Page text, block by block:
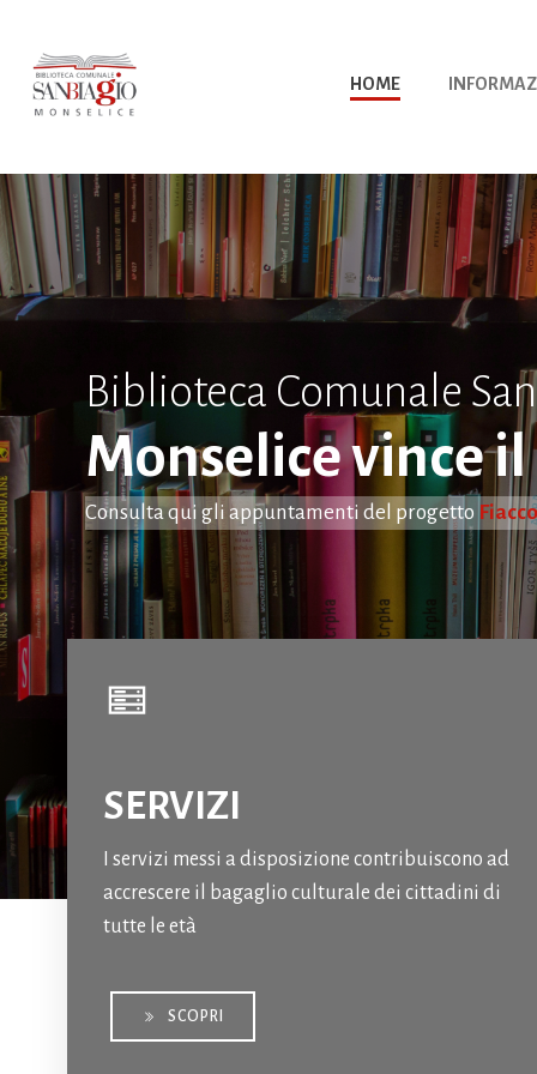
contenuto
HOME
Biblioteca Comunale
Monselice vince
Consulta qui gli appuntamenti del progetto
SERVIZI
I servizi messi a disposizione contribuiscono ad
accrescere il bagaglio culturale dei cittadini di
tutte le età
SCOPRI